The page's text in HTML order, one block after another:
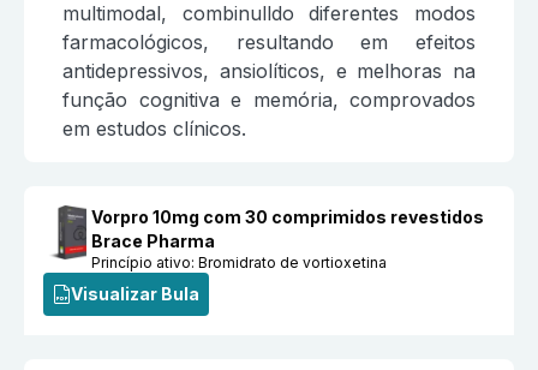
multimodal, combinulldo diferentes modos
farmacológicos, resultando em efeitos
antidepressivos, ansiolíticos, e melhoras na
função cognitiva e memória, comprovados
em estudos clínicos.
Vorpro 10mg com 30 comprimidos revestidos
Brace Pharma
Princípio ativo:Bromidrato de vortioxetina
Visualizar Bula